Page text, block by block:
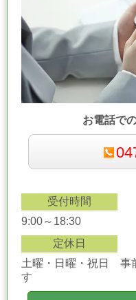
お電話で
受付時間
9:00～18:30
定休日
土曜・日曜・祝日 事
す